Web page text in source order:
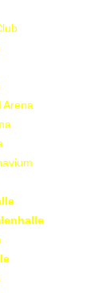
Arena